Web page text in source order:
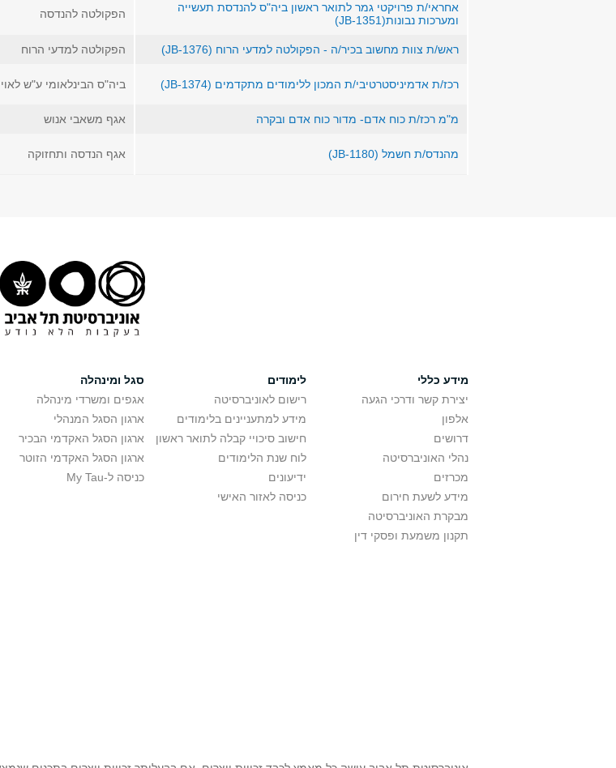
אחראי/ת פרויקטי גמר לתואר ראשון ביה"ס להנדסת תעשייה
ומערכות נבונות(JB-1351)
הפקולטה להנדסה
ראש/ת צוות מחשוב בכיר/ה - הפקולטה למדעי הרוח (JB-1376) הפקולטה למדעי הרוח
רכז/ת אדמיניסטרטיבי/ת המכון ללימודים מתקדמים (JB-1374) ביה"ס הבינלאומי ע"ש לאוי
מ"מ רכז/ת כוח אדם- מדור כוח אדם ובקרה אגף משאבי אנוש
מהנדס/ת חשמל (JB-1180) אגף הנדסה ותחזוקה
מידע כללי
יצירת קשר ודרכי הגעה
אלפון
דרושים
נהלי האוניברסיטה
מכרזים
מידע לשעת חירום
מבקרת האוניברסיטה
תקנון משמעת ופסקי דין
לימודים
רישום לאוניברסיטה
מידע למתעניינים בלימודים
חישוב סיכויי קבלה לתואר ראשון
לוח שנת הלימודים
ידיעונים
כניסה לאזור האישי
סגל ומינהלה
אגפים ומשרדי מינהלה
ארגון הסגל המנהלי
ארגון הסגל האקדמי הבכיר
ארגון הסגל האקדמי הזוטר
כניסה ל-My Tau